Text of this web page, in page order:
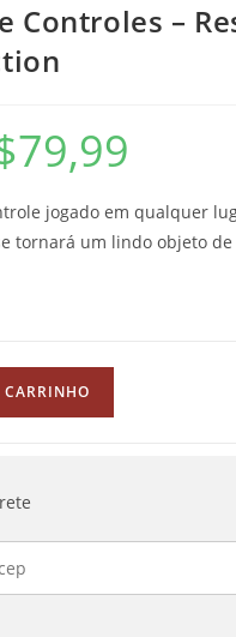
Controles –
79,99
R$79,99.
jogado em qualquer
tornará um lindo objeto de